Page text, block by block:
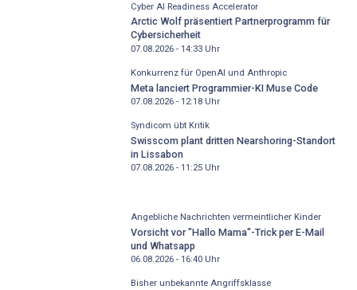
Cyber AI Readiness Accelerator
Arctic Wolf präsentiert Partnerprogramm für
Cybersicherheit
07.08.2026 - 14:33Uhr
Konkurrenz für OpenAI und Anthropic
Meta lanciert Programmier-KI Muse Code
07.08.2026 - 12:18Uhr
Syndicom übt Kritik
Swisscom plant dritten Nearshoring-Standort
in Lissabon
07.08.2026 - 11:25Uhr
Angebliche Nachrichten vermeintlicher Kinder
Vorsicht vor "Hallo Mama"-Trick per E-Mail
und Whatsapp
06.08.2026 - 16:40Uhr
Bisher unbekannte Angriffsklasse